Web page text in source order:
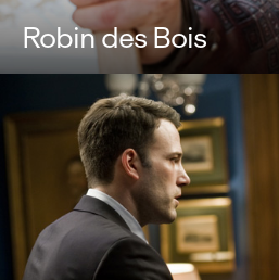
Robin des Bois